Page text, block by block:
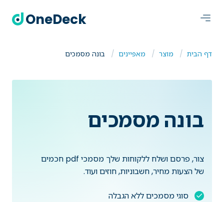
OneDeck
דף הבית מוצר מאפיינים בונה מסמכים
בונה מסמכים
צור, פרסם ושלח ללקוחות שלך מסמכי pdf חכמים
של הצעות מחיר, חשבוניות, חוזים ועוד.
סוגי מסמכים ללא הגבלה